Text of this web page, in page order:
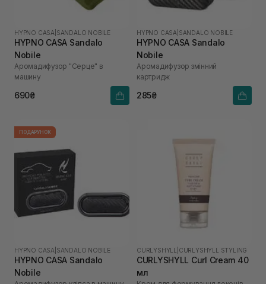
HYPNO CASA SANDALO NOBILE
HYPNO CASA Sandalo
Nobile
Аромадифузор "Серце" в
машину
690₴
HYPNO CASA SANDALO NOBILE
HYPNO CASA Sandalo
Nobile
Аромадифузор змінний
картридж
285₴
ПОДАРУНОК
HYPNO CASA SANDALO NOBILE
HYPNO CASA Sandalo
Nobile
CURLYSHYLL CURLYSHYLL STYLING
CURLYSHYLL Curl Cream 40
мл